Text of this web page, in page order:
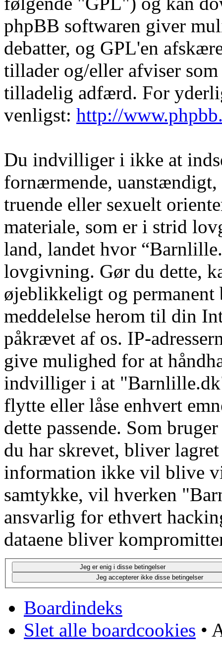
phpBB softwaren giver
debatter, og GPL'en
tillader og/eller afviser
tilladelig adfærd. For
venligst: http://
Du indvilliger i ikke at
fornærmende,
truende eller sexuelt
materiale, som er i strid
land, landet hvor
lovgivning. Gør du dette,
øjeblikkeligt og
meddelelse herom til din
påkrævet af os. IP-
give mulighed for at
indvilliger i at
flytte eller låse enhvert
dette passende. Som
du har skrevet, bliver
information ikke vil blive
samtykke, vil hverken
ansvarlig for ethvert
dataene bliver
Boardindeks
Slet alle boardcookies •